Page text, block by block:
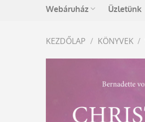
Webáruház Üzletünk
KEZDŐLAP / KÖNYVEK /